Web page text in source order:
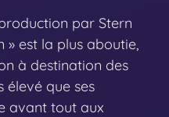
par Stern
» est la plus aboutie,
à destination des
élevé que ses
avant tout aux